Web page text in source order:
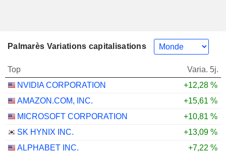
Palmarès Variations capitalisations
Top
Varia. 5j.
NVIDIA CORPORATION
+12,28 %
AMAZON.COM, INC.
+15,61 %
MICROSOFT CORPORATION
+10,81 %
SK HYNIX INC.
+13,09 %
ALPHABET INC.
+7,22 %